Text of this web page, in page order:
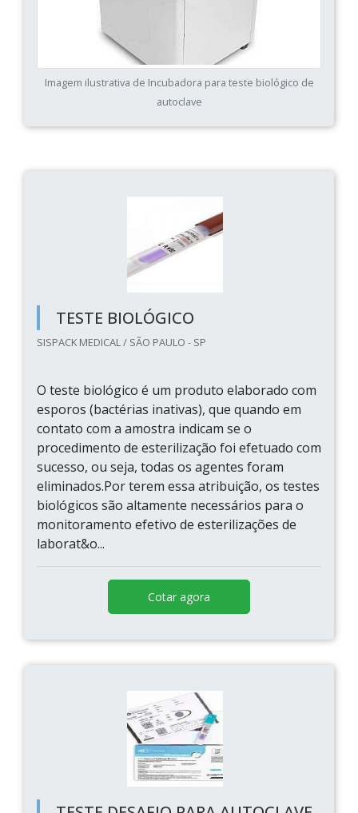
Imagem ilustrativa de Incubadora para teste biológico de
autoclave
TESTE BIOLÓGICO
SISPACK MEDICAL / SÃO PAULO - SP
O teste biológico é um produto elaborado com
esporos (bactérias inativas), que quando em
contato com a amostra indicam se o
procedimento de esterilização foi efetuado com
sucesso, ou seja, todas os agentes foram
eliminados.Por terem essa atribuição, os testes
biológicos são altamente necessários para o
monitoramento efetivo de esterilizações de
laborat&o...
Cotar agora